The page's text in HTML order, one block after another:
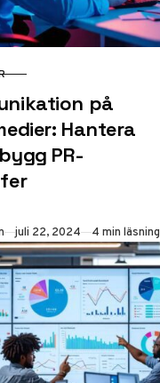
på
Hantera
PR-
Publicerad
juli 22, 2024 4 min läsning